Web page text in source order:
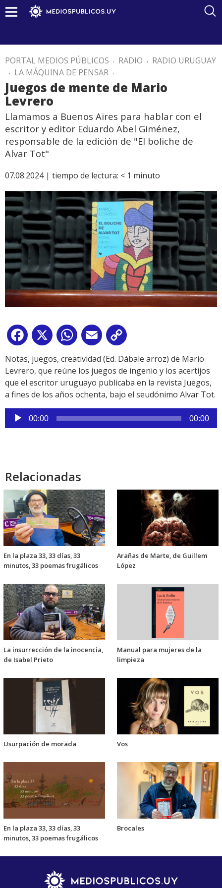
PORTAL MEDIOS PÚBLICOS . RADIO . RADIO URUGUAY
. LA MÁQUINA DE PENSAR .
Juegos de mente de Mario
Levrero
Llamamos a Buenos Aires para hablar con el
escritor y editor Eduardo Abel Giménez,
responsable de la edición de "El boliche de
Alvar Tot"
07.08.2024 | tiempo de lectura: < 1 minuto
Facebook
X WhatsApp
Email
Link
Notas, juegos, creatividad (Ed. Dábale arroz) de Mario
Levrero, que reúne los juegos de ingenio y los acertijos
que el escritor uruguayo publicaba en la revista Juegos,
a fines de los años ochenta, bajo el seudónimo Alvar Tot.
Reproductor
de
00:00 00:00
Relacionadas
En la plaza 33, 33 días, 33
minutos, 33 poemas frugálicos
Arañas de Marte, de Guillem
López
La insurrección de la inocencia,
de Isabel Prieto
Manual para mujeres de la
limpieza
Usurpación de morada Vos
En la plaza 33, 33 días, 33
minutos, 33 poemas frugálicos
Brocales